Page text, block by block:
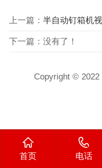
上一篇： 半自动钉箱机
下一篇：没有了！
Copyright ©
首页 电话